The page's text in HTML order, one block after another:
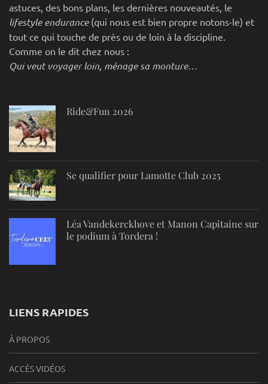
astuces, des bons plans, les dernières nouveautés, le
lifestyle endurance(qui nous est bien propre notons-le) et
tout ce qui touche de près ou de loin à la discipline.
Comme on le dit chez nous :
Qui veut voyager loin, ménage sa monture…
Ride&Fun 2026
Se qualifier pour Lamotte Club 2025
Léa Vandekerckhove et Manon Capitaine sur
le podium à Tordera !
LIENS RAPIDES
À PROPOS
ACCÈS VIDÉOS